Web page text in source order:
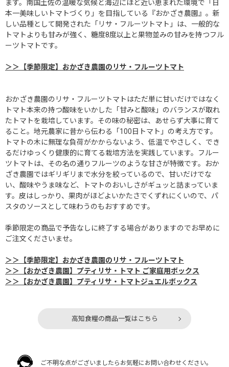
ます。南国土佐の温暖な気候と海辺にほど近い恵まれた環境で「日
本一美味しいトマトづくり」を目指している『おかざき農園』。新
しい品種として開発された「リサ・フルーツトマト」は、一般的な
トマトよりも甘みが強く、糖度8度以上と果物並みの甘みを持つフル
ーツトマトです。
＞＞【季節限定】おかざき農園のリサ・フルーツトマト
おかざき農園のリサ・フルーツトマトはただ単に甘いだけではなく
トマト本来の持つ酸味をいかした「甘みと酸味」のバランスが取れ
たトマトを栽培しています。その味の秘密は、あせらず大事に育て
ること。地元農家に昔から伝わる「100日トマト」の考え方です。
トマトの木に無理な負荷がかからないよう、低温でやさしく、でき
るだけゆっくり健康的に育てる栽培方法を実践しています。フルー
ツトマトは、その名の通りフルーツのような甘さが特徴です。おか
ざき農園ではギリギリまで水分を絞っているので、甘いだけでな
い、酸味やうま味など、トマトのおいしさがギュッと詰まっていま
す。皮はしっかり、果肉がほどよいかたさでくずれにくいので、パ
スタのソースとして味わうのもおすすめです。
季節限定の商品で予告なしに終了する場合がありますのでお早めに
ご注文くださいませ。
＞＞【季節限定】おかざき農園のリサ・フルーツトマト
＞＞【おかざき農園】プティリサ・トマト ご家庭用ボックス
＞＞【おかざき農園】プティリサ・トマトジュエルボックス
高知食糧の商品一覧はこちら
ご不明な点がございましたらお気軽にお問い合わせください。